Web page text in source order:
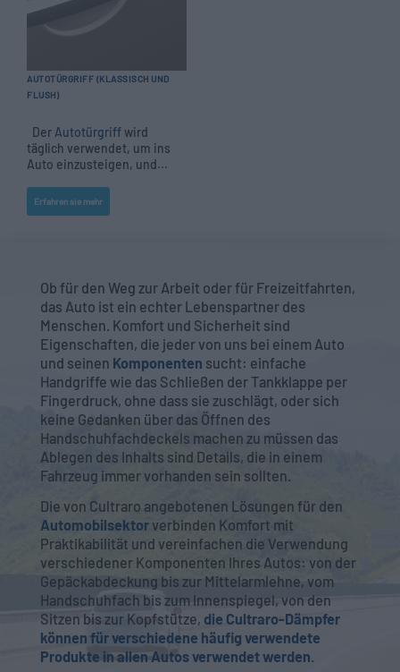
AUTOTÜRGRIFF (KLASSISCH UND
FLUSH)
Der Autotürgriffwird
täglich verwendet, um ins
Auto einzusteigen, und...
Erfahren sie mehr
Ob für den Weg zur Arbeit oder für Freizeitfahrten,
das Auto ist ein echter Lebenspartner des
Menschen. Komfort und Sicherheit sind
Eigenschaften, die jeder von uns bei einem Auto
und seinen Komponenten sucht: einfache
Handgriffe wie das Schließen der Tankklappe per
Fingerdruck, ohne dass sie zuschlägt, oder sich
keine Gedanken über das Öffnen des
Handschuhfachdeckels machen zu müssen das
Ablegen des Inhalts sind Details, die in einem
Fahrzeug immer vorhanden sein sollten.
Die von Cultraro angebotenen Lösungen für den
Automobilsektor verbinden Komfort mit
Praktikabilität und vereinfachen die Verwendung
verschiedener Komponenten Ihres Autos: von der
Gepäckabdeckung bis zur Mittelarmlehne, vom
Handschuhfach bis zum Innenspiegel, von den
Sitzen bis zur Kopfstütze, die Cultraro-Dämpfer
können für verschiedene häufig verwendete
Produkte in allen Autos verwendet werden.